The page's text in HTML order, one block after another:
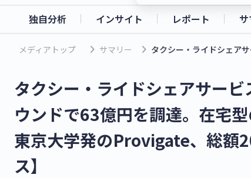
独自分析 インサイト レポート
メディアトップ keyboard_arrow_right サマリー keyboard_arrow_right タクシー・ライドシェア
タクシー・ライドシェアサー
ウンドで63億円を調達。在宅
東京大学発のProvigate、総額
ス】